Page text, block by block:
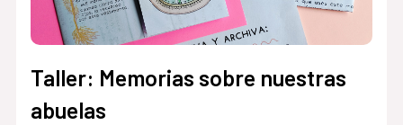
Taller: Memorias sobre nuestras
abuelas